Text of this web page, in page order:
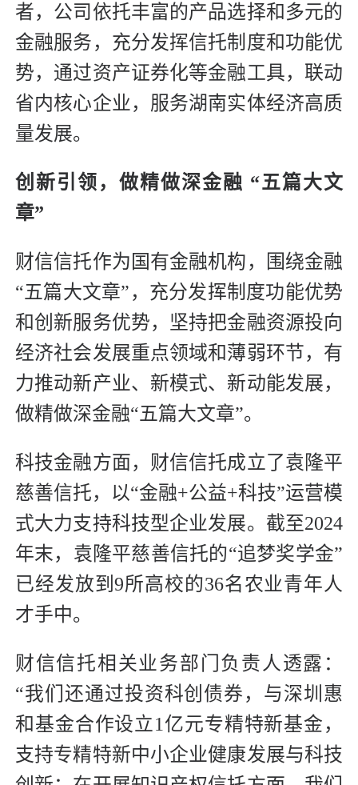
者，公司依托丰富的产品选择和多元的
金融服务，充分发挥信托制度和功能优
势，通过资产证券化等金融工具，联动
省内核心企业，服务湖南实体经济高质
量发展。
创新引领， 做精做深金融 “五篇大文
章”
财信信托作为国有金融机构，围绕金融
“五篇大文章”，充分发挥制度功能优势
和创新服务优势，坚持把金融资源投向
经济社会发展重点领域和薄弱环节，有
力推动新产业、新模式、新动能发展，
做精做深金融“五篇大文章”。
科技金融方面，财信信托成立了袁隆平
慈善信托，以“金融+公益+科技”运营模
式大力支持科技型企业发展。截至2024
年末，袁隆平慈善信托的“追梦奖学金”
已经发放到9所高校的36名农业青年人
才手中。
财信信托相关业务部门负责人透露：
“我们还通过投资科创债券，与深圳惠
和基金合作设立1亿元专精特新基金，
支持专精特新中小企业健康发展与科技